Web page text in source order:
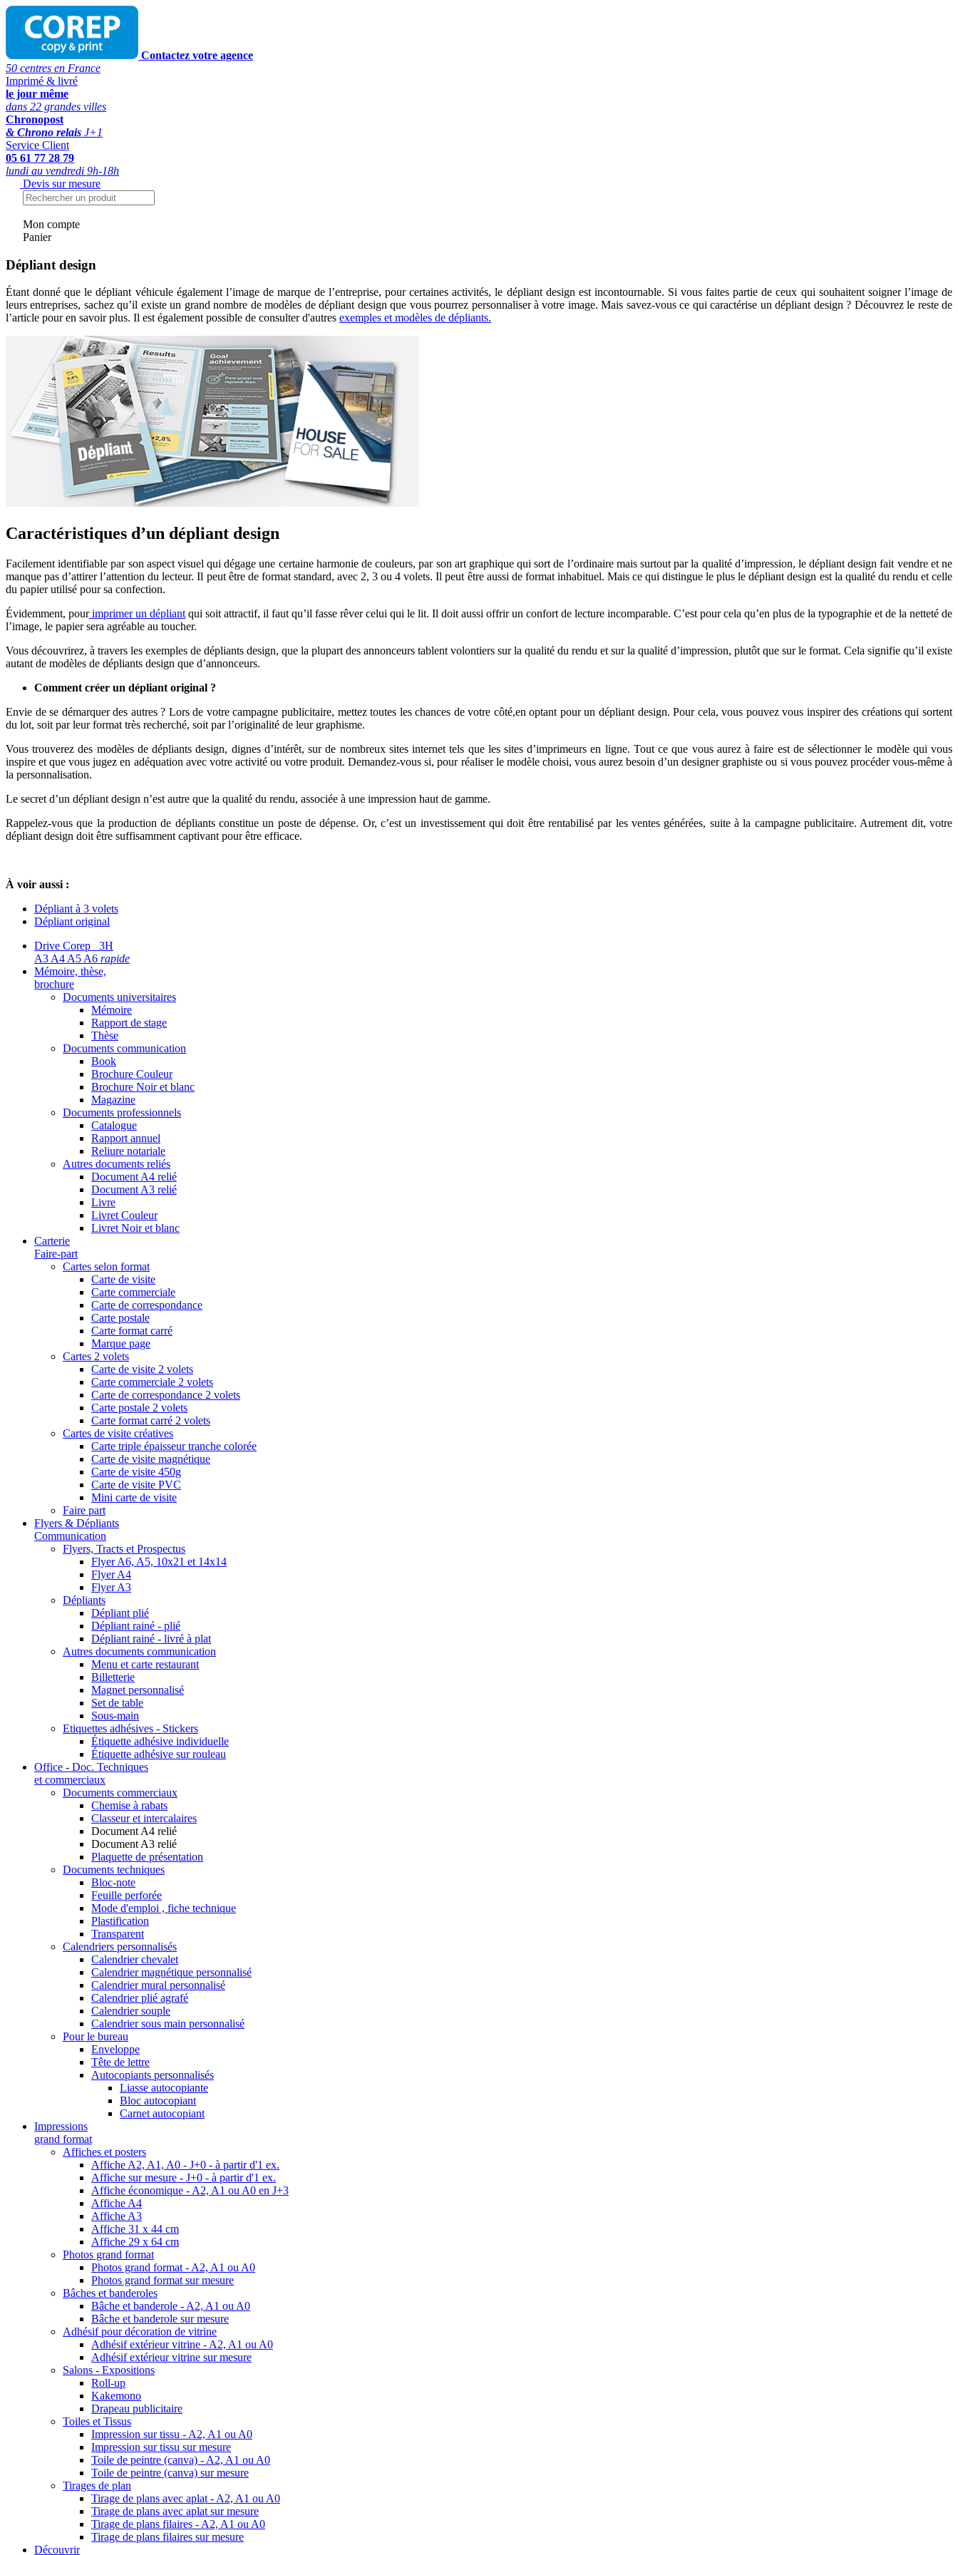
Contactez votre agence
50 centres en France
Imprimé & livré
le jour même
dans 22 grandes villes
Chronopost
& Chrono relais J+1
Service Client
05 61 77 28 79
lundi au vendredi 9h-18h
Devis sur mesure
Mon compte
Panier
Dépliant design
Étant donné que le dépliant véhicule également l’image de marque de l’entreprise, pour certaines activités, le dépliant design est incontournable. Si vous faites partie de ceux qui souhaitent soigner l’image de
leurs entreprises, sachez qu’il existe un grand nombre de modèles de dépliant design que vous pourrez personnaliser à votre image. Mais savez-vous ce qui caractérise un dépliant design ? Découvrez le reste de
l’article pour en savoir plus. Il est également possible de consulter d'autres exemples et modèles de dépliants.
Caractéristiques d’un dépliant design
Facilement identifiable par son aspect visuel qui dégage une certaine harmonie de couleurs, par son art graphique qui sort de l’ordinaire mais surtout par la qualité d’impression, le dépliant design fait vendre et ne
manque pas d’attirer l’attention du lecteur. Il peut être de format standard, avec 2, 3 ou 4 volets. Il peut être aussi de format inhabituel. Mais ce qui distingue le plus le dépliant design est la qualité du rendu et celle
du papier utilisé pour sa confection.
Évidemment, pourimprimer un dépliant qui soit attractif, il faut qu’il fasse rêver celui qui le lit. Il doit aussi offrir un confort de lecture incomparable. C’est pour cela qu’en plus de la typographie et de la netteté de
l’image, le papier sera agréable au toucher.
Vous découvrirez, à travers les exemples de dépliants design, que la plupart des annonceurs tablent volontiers sur la qualité du rendu et sur la qualité d’impression, plutôt que sur le format. Cela signifie qu’il existe
autant de modèles de dépliants design que d’annonceurs.
Comment créer un dépliant original ?
Envie de se démarquer des autres ? Lors de votre campagne publicitaire, mettez toutes les chances de votre côté,en optant pour un dépliant design. Pour cela, vous pouvez vous inspirer des créations qui sortent
du lot, soit par leur format très recherché, soit par l’originalité de leur graphisme.
Vous trouverez des modèles de dépliants design, dignes d’intérêt, sur de nombreux sites internet tels que les sites d’imprimeurs en ligne. Tout ce que vous aurez à faire est de sélectionner le modèle qui vous
inspire et que vous jugez en adéquation avec votre activité ou votre produit. Demandez-vous si, pour réaliser le modèle choisi, vous aurez besoin d’un designer graphiste ou si vous pouvez procéder vous-même à
la personnalisation.
Le secret d’un dépliant design n’est autre que la qualité du rendu, associée à une impression haut de gamme.
Rappelez-vous que la production de dépliants constitue un poste de dépense. Or, c’est un investissement qui doit être rentabilisé par les ventes générées, suite à la campagne publicitaire. Autrement dit, votre
dépliant design doit être suffisamment captivant pour être efficace.
À voir aussi :
Dépliant à 3 volets
Dépliant original
Drive Corep 3H
A3 A4 A5 A6 rapide
Mémoire, thèse,
brochure
Documents universitaires
Mémoire
Rapport de stage
Thèse
Documents communication
Book
Brochure Couleur
Brochure Noir et blanc
Magazine
Documents professionnels
Catalogue
Rapport annuel
Reliure notariale
Autres documents reliés
Document A4 relié
Document A3 relié
Livre
Livret Couleur
Livret Noir et blanc
Carterie
Faire-part
Cartes selon format
Carte de visite
Carte commerciale
Carte de correspondance
Carte postale
Carte format carré
Marque page
Cartes 2 volets
Carte de visite 2 volets
Carte commerciale 2 volets
Carte de correspondance 2 volets
Carte postale 2 volets
Carte format carré 2 volets
Cartes de visite créatives
Carte triple épaisseur tranche colorée
Carte de visite magnétique
Carte de visite 450g
Carte de visite PVC
Mini carte de visite
Faire part
Flyers & Dépliants
Communication
Flyers, Tracts et Prospectus
Flyer A6, A5, 10x21 et 14x14
Flyer A4
Flyer A3
Dépliants
Dépliant plié
Dépliant rainé - plié
Dépliant rainé - livré à plat
Autres documents communication
Menu et carte restaurant
Billetterie
Magnet personnalisé
Set de table
Sous-main
Etiquettes adhésives - Stickers
Étiquette adhésive individuelle
Étiquette adhésive sur rouleau
Office - Doc. Techniques
et commerciaux
Documents commerciaux
Chemise à rabats
Classeur et intercalaires
Document A4 relié
Document A3 relié
Plaquette de présentation
Documents techniques
Bloc-note
Feuille perforée
Mode d'emploi , fiche technique
Plastification
Transparent
Calendriers personnalisés
Calendrier chevalet
Calendrier magnétique personnalisé
Calendrier mural personnalisé
Calendrier plié agrafé
Calendrier souple
Calendrier sous main personnalisé
Pour le bureau
Enveloppe
Tête de lettre
Autocopiants personnalisés
Liasse autocopiante
Bloc autocopiant
Carnet autocopiant
Impressions
grand format
Affiches et posters
Affiche A2, A1, A0 - J+0 - à partir d'1 ex.
Affiche sur mesure - J+0 - à partir d'1 ex.
Affiche économique - A2, A1 ou A0 en J+3
Affiche A4
Affiche A3
Affiche 31 x 44 cm
Affiche 29 x 64 cm
Photos grand format
Photos grand format - A2, A1 ou A0
Photos grand format sur mesure
Bâches et banderoles
Bâche et banderole - A2, A1 ou A0
Bâche et banderole sur mesure
Adhésif pour décoration de vitrine
Adhésif extérieur vitrine - A2, A1 ou A0
Adhésif extérieur vitrine sur mesure
Salons - Expositions
Roll-up
Kakemono
Drapeau publicitaire
Toiles et Tissus
Impression sur tissu - A2, A1 ou A0
Impression sur tissu sur mesure
Toile de peintre (canva) - A2, A1 ou A0
Toile de peintre (canva) sur mesure
Tirages de plan
Tirage de plans avec aplat - A2, A1 ou A0
Tirage de plans avec aplat sur mesure
Tirage de plans filaires - A2, A1 ou A0
Tirage de plans filaires sur mesure
Découvrir